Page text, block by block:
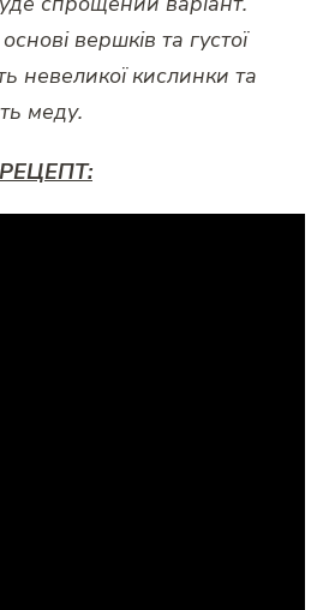
вершків та густої
невеликої кислинки та
меду.